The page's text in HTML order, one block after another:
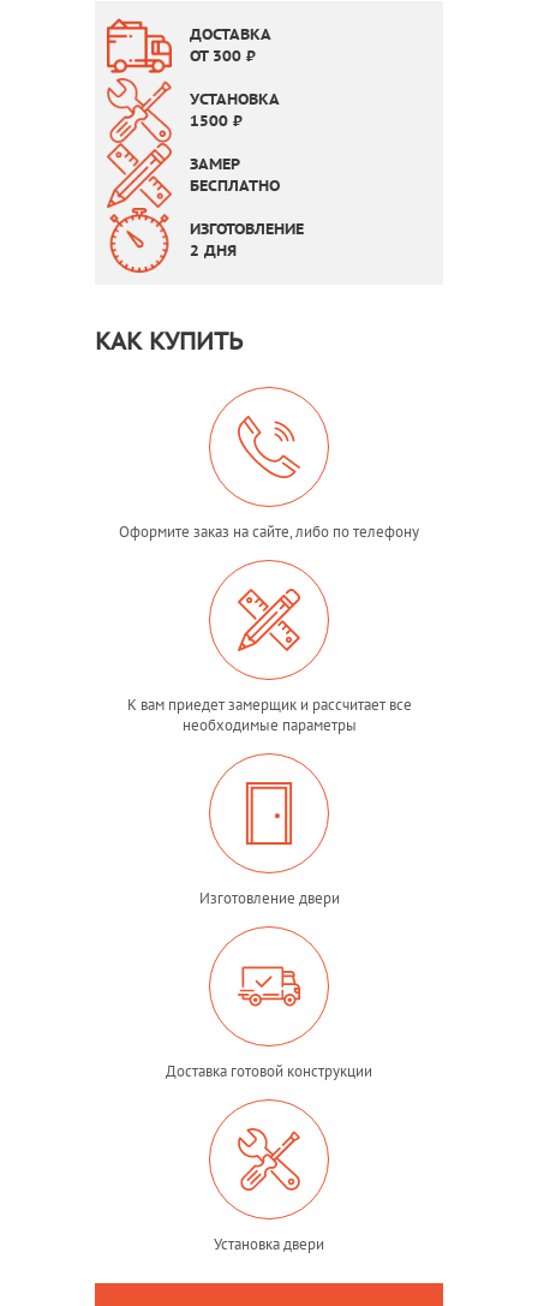
ДОСТАВКА
ОТ 300 ₽
УСТАНОВКА
1500 ₽
ЗАМЕР
БЕСПЛАТНО
ИЗГОТОВЛЕНИЕ
2 ДНЯ
КАК КУПИТЬ
Оформите заказ на сайте, либо по телефону
К вам приедет замерщик и рассчитает все
необходимые параметры
Изготовление двери
Доставка готовой конструкции
Установка двери